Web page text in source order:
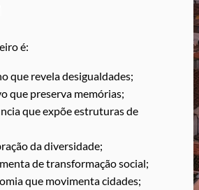
é:
que revela desigualdades;
que preserva memórias;
que expõe estruturas de
da diversidade;
de transformação social;
que movimenta cidades;